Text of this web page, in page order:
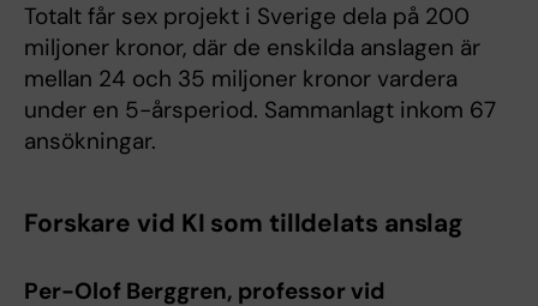
Totalt får sex projekt i Sverige dela på 200
miljoner kronor, där de enskilda anslagen är
mellan 24 och 35 miljoner kronor vardera
under en 5-årsperiod. Sammanlagt inkom 67
ansökningar.
Forskare vid KI som tilldelats anslag
Per-Olof Berggren, professor vid